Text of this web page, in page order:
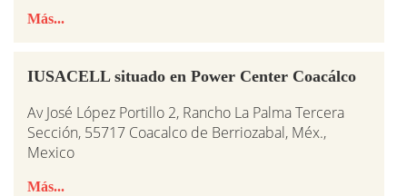
Más...
IUSACELL situado en Power Center Coacálco
Av José López Portillo 2, Rancho La Palma Tercera
Sección, 55717 Coacalco de Berriozabal, Méx.,
Mexico
Más...